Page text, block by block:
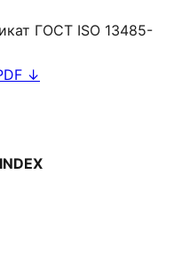
ГОСТ ISO 13485-
↓